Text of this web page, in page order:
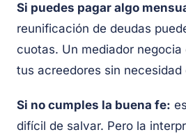
Si puedes pagar algo
reunificación de deudas
cuotas. Un mediador
tus acreedores sin necesidad
Si no cumples la buena fe:
difícil de salvar. Pero la